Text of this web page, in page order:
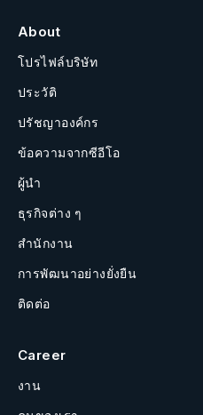
About
โปรไฟล์บริษัท
ประวัติ
ปรัชญาองค์กร
ข้อความจากซีอีโอ
ผู้นำ
ธุรกิจต่าง ๆ
สำนักงาน
การพัฒนาอย่างยั่งยืน
ติดต่อ
Career
งาน